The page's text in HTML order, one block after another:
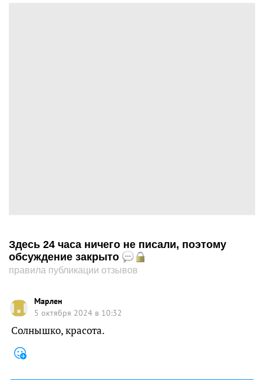
Здесь 24 часа ничего не писали, поэтому
обсуждение закрыто
правила публикации отзывов
Марлен
5 октября 2024 в 10:32
Солнышко, красота.